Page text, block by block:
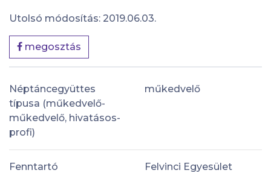
Utolsó módosítás: 2019.06.03.
megosztás
Néptáncegyüttes
típusa (műkedvelő-
műkedvelő, hivatásos-
profi)
műkedvelő
Fenntartó Felvinci Egyesület